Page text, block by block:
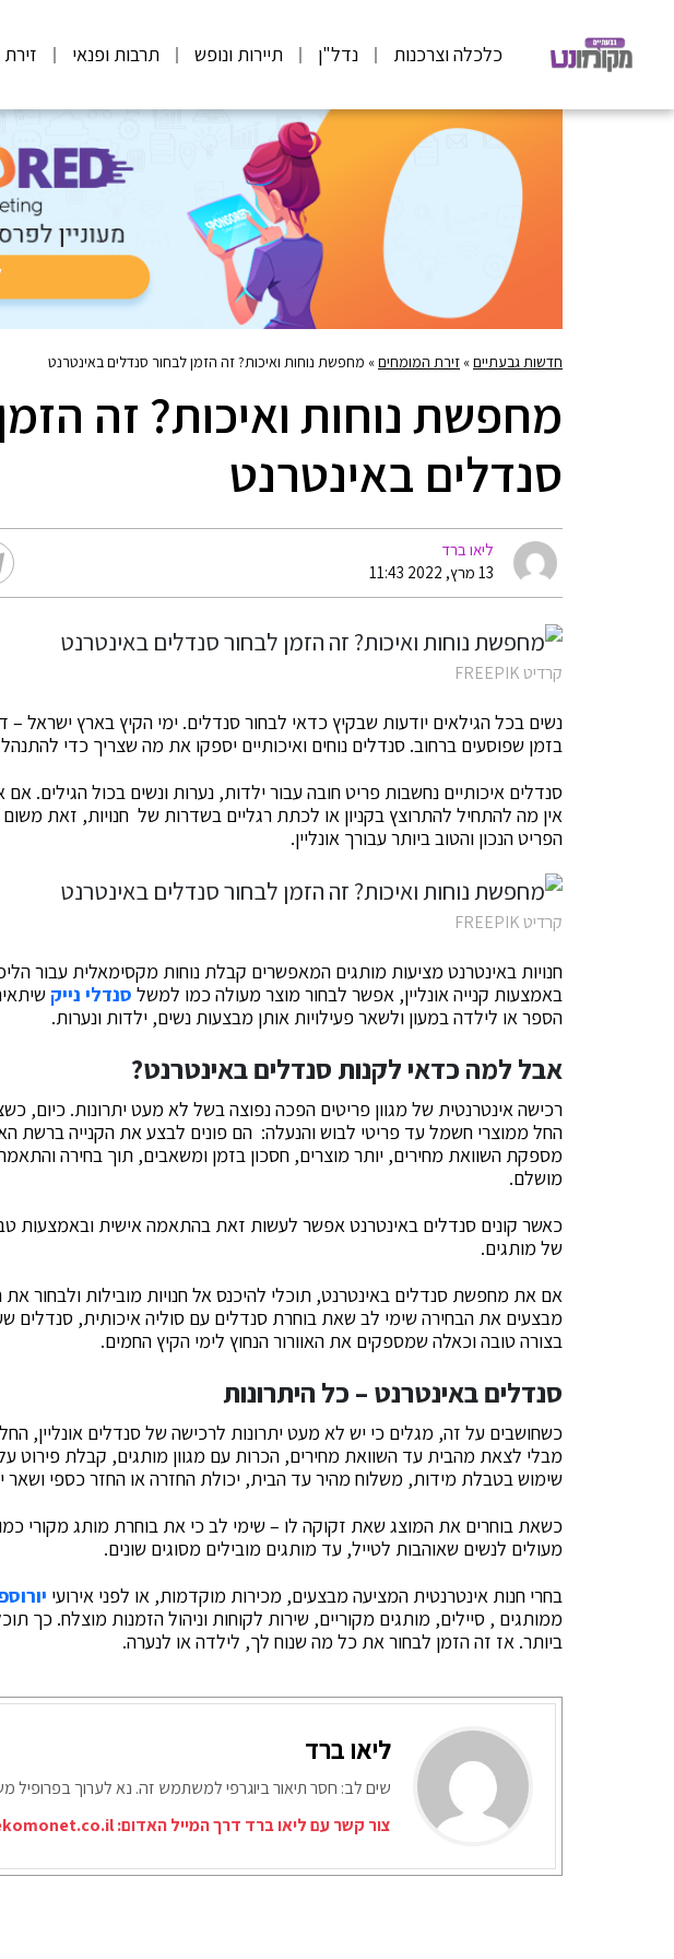
כלכלה וצרכנות נדל"ן תיירות ונופש תרבות ופנאי
חדשות גבעתיים» זירת המומחים» מחפשת נוחות ואיכות? זה הזמן לבחור סנדלים באינטרנט
מחפשת נוחות ואיכות? זה
סנדלים באינטרנט
ליאו ברד
13 מרץ, 2022 11:43
קרדיט FREEPIK
נשים בכל הגילאים יודעות שבקיץ כדאי לבחור סנדלים. ימי הקיץ בארץ ישראל –
בזמן שפוסעים ברחוב. סנדלים נוחים ואיכותיים יספקו את מה שצריך כדי
סנדלים איכותיים נחשבות פריט חובה עבור ילדות, נערות ונשים בכול הגילים.
אין מה להתחיל להתרוצץ בקניון או לכתת רגליים בשדרות של חנויות, זאת
הפריט הנכון והטוב ביותר עבורך אונליין.
קרדיט FREEPIK
חנויות באינטרנט מציעות מותגים המאפשרים קבלת נוחות מקסימאלית עבור
באמצעות קנייה אונליין, אפשר לבחור מוצר מעולה כמו למשל סנדלי נייק
הספר או לילדה במעון ולשאר פעילויות אותן מבצעות נשים, ילדות ונערות.
אבל למה כדאי לקנות סנדלים באינטרנט?
רכישה אינטרנטית של מגוון פריטים הפכה נפוצה בשל לא מעט יתרונות. כיום,
החל ממוצרי חשמל עד פריטי לבוש והנעלה: הם פונים לבצע את הקנייה ברשת
מספקת השוואת מחירים, יותר מוצרים, חסכון בזמן ומשאבים, תוך בחירה
מושלם.
כאשר קונים סנדלים באינטרנט אפשר לעשות זאת בהתאמה אישית ובאמצעות
של מותגים.
אם את מחפשת סנדלים באינטרנט, תוכלי להיכנס אל חנויות מובילות ולבחור
מבצעים את הבחירה שימי לב שאת בוחרת סנדלים עם סוליה איכותית, סנדלים
בצורה טובה וכאלה שמספקים את האוורור הנחוץ לימי הקיץ החמים.
סנדלים באינטרנט – כל היתרונות
כשחושבים על זה, מגלים כי יש לא מעט יתרונות לרכישה של סנדלים אונליין,
מבלי לצאת מהבית עד השוואת מחירים, הכרות עם מגוון מותגים, קבלת פירוט
שימוש בטבלת מידות, משלוח מהיר עד הבית, יכולת החזרה או החזר כספי ושאר
כשאת בוחרים את המוצג שאת זקוקה לו – שימי לב כי את בוחרת מותג מקורי
מעולים לנשים שאוהבות לטייל, עד מותגים מובילים מסוגים שונים.
בחרי חנות אינטרנטית המציעה מבצעים, מכירות מוקדמות, או לפני אירועי
ממותגים , סיילים, מותגים מקוריים, שירות לקוחות וניהול הזמנות מוצלח. כך
ביותר. אז זה הזמן לבחור את כל מה שנוח לך, לילדה או לנערה.
ליאו ברד
שים לב: חסר תיאור ביוגרפי למשתמש זה. נא לערוך בפרופיל
צור קשר עם ליאו ברד דרך המייל האדום: